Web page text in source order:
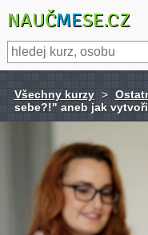
NAUČMESE.CZ
Všechny kurzy >
sebe?!" aneb jak